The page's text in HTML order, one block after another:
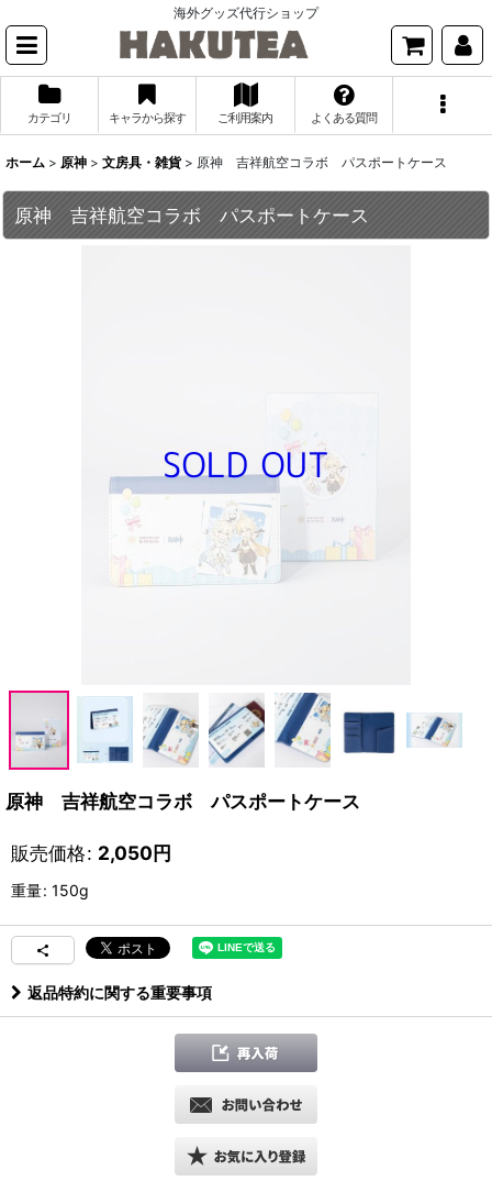
海外グッズ代行ショップ
カテゴリ キャラから探す ご利用案内 よくある質問
ホーム > 原神 > 文房具・雑貨 > 原神 吉祥航空コラボ パスポートケース
原神 吉祥航空コラボ パスポートケース
原神 吉祥航空コラボ パスポートケース
販売価格: 2,050円
重量: 150g
返品特約に関する重要事項